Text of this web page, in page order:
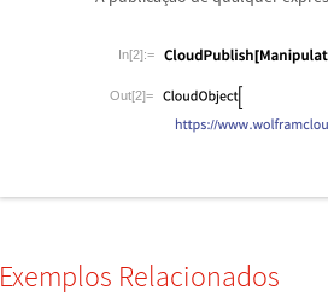
In[2]:=
Out[2]=
Exemplos Relacionados